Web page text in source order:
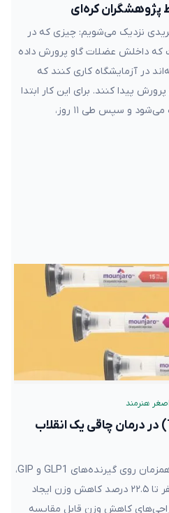
پژوهشگران کره‌ای
نزدیک می‌شویم: چیزی که در
که داخلش عضلات گاو پرورش داده
در آزمایشگاه کاری کنند که
پیدا کنند. برای این کار ابتدا
دانه‌های برنج با ژلاتین پوشانده می‌شود و سپس طی ۱۱ روز،
هنرمند
آیا تیرزپاتید (Tirzepatide) در درمان چاقی یک انقلاب
تیرزپاتید (Tirzepatide) با اثر همزمان روی گیرنده‌های GLP1 و GIP،
در پژوهشی روی بیش از ۲۵۰۰ نفر تا ۲۲.۵ درصد کاهش وزن ایجاد
کاهش وزن قابل مقایسه